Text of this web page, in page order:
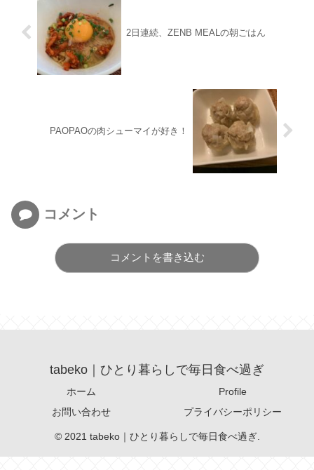
2日連続、ZENB MEALの朝ごはん
PAOPAOの肉シューマイが好き！
コメント
コメントを書き込む
tabeko｜ひとり暮らしで毎日食べ過ぎ
ホーム
Profile
お問い合わせ
プライバシーポリシー
© 2021 tabeko｜ひとり暮らしで毎日食べ過ぎ.